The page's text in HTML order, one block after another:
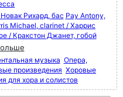
Рихард, бас Pay Antony,
Michael, clarinet / Харрис
/ Кракстон Джанет, гобой
музыка Опера,
произведения Хоровые
для хора и солистов